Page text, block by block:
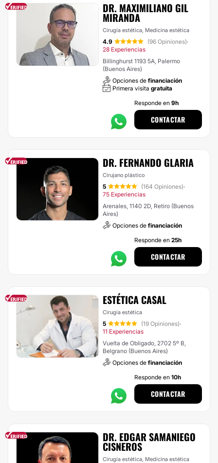
DR. MAXIMILIANO GIL
MIRANDA
Cirugía estética, Medicina estética
4.9 (96 Opiniones)·
28 Experiencias
Billinghurst 1193 5A, Palermo
(Buenos Aires)
Opciones de financiación
Primera visita gratuita
Responde en 9h
CONTACTAR
DR. FERNANDO GLARIA
Cirujano plástico
5 (164 Opiniones)·
75 Experiencias
Arenales, 1140 2D, Retiro (Buenos
Aires)
Opciones de financiación
Responde en 25h
CONTACTAR
ESTÉTICA CASAL
Cirugía estética
5 (19 Opiniones)·
11 Experiencias
Vuelta de Obligado, 2702 5º B,
Belgrano (Buenos Aires)
Opciones de financiación
Responde en 10h
CONTACTAR
DR. EDGAR SAMANIEGO
CISNEROS
Cirugía estética, Medicina estética